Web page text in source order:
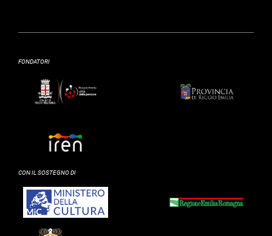
FONDATORI
CON IL SOSTEGNO DI